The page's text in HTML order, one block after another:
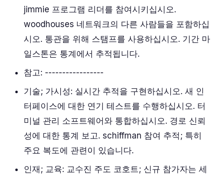
jimmie 프로그램 리더를 참여시키십시오.
woodhouses 네트워크의 다른 사람들을 포함하십
시오. 통관을 위해 스탬프를 사용하십시오. 기간 마
일스톤은 통계에서 추적됩니다.
참고: -----------------
기술; 가시성: 실시간 추적을 구현하십시오. 새 인
터페이스에 대한 연기 테스트를 수행하십시오. 터
미널 관리 소프트웨어와 통합하십시오. 경로 신뢰
성에 대한 통계 보고. schiffman 참여 추적; 특히
주요 복도에 관련이 있습니다.
인재; 교육: 교수진 주도 코호트; 신규 참가자는 세